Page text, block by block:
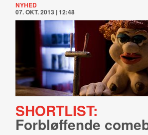
NYHED
07. OKT. 2013 | 12:48
SHORTLIST:
Forbløffende